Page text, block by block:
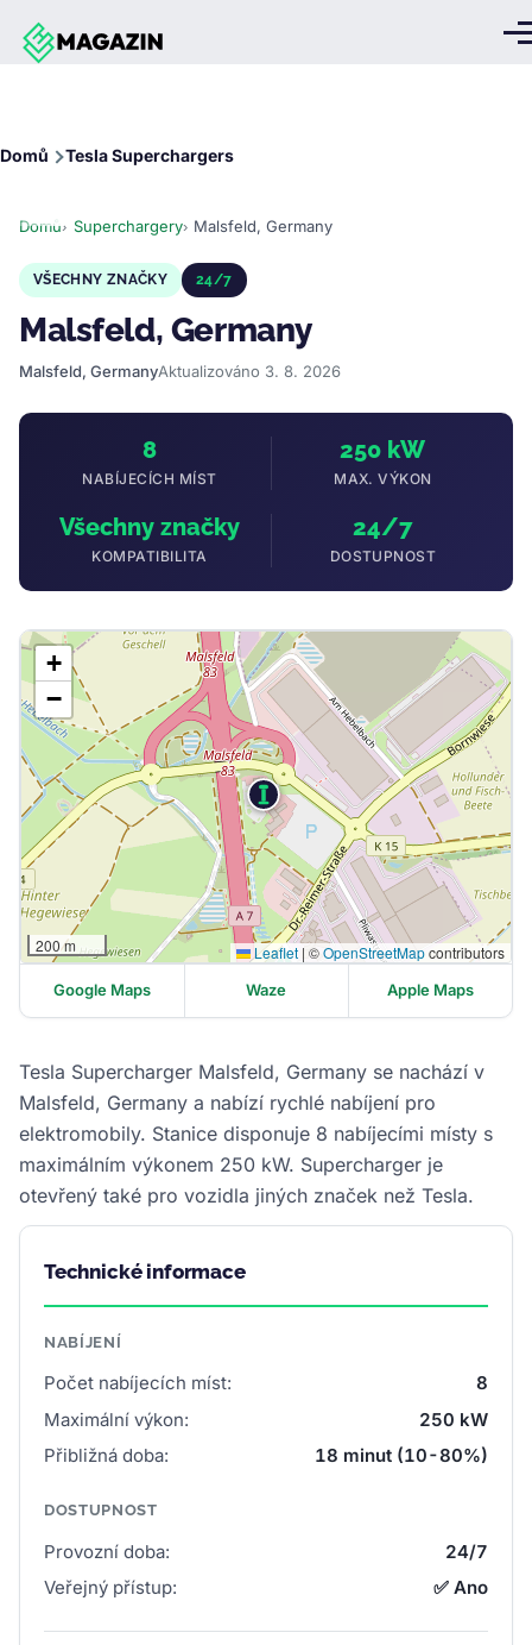
Přejít k hlavnímu obsahu
Domů Tesla Superchargers
Domů Superchargery Malsfeld, Germany
VŠECHNY ZNAČKY 24/7
Malsfeld, Germany
Malsfeld, GermanyAktualizováno 3. 8. 2026
8
NABÍJECÍCH MÍST
250 kW
MAX. VÝKON
Všechny značky
KOMPATIBILITA
24/7
DOSTUPNOST
Tesla Supercharger Malsfeld, Germany se nachází v
Malsfeld, Germany a nabízí rychlé nabíjení pro
elektromobily. Stanice disponuje 8 nabíjecími místy s
maximálním výkonem 250 kW. Supercharger je
otevřený také pro vozidla jiných značek než Tesla.
Technické informace
NABÍJENÍ
Počet nabíjecích míst:
8
Maximální výkon:
250 kW
Přibližná doba:
18 minut (10-80%)
DOSTUPNOST
Provozní doba:
24/7
Veřejný přístup:
✅ Ano
+
−
200 m Leaflet | ©OpenStreetMapcontributors
Google Maps Waze Apple Maps